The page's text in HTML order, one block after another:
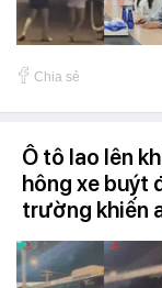
Chia sẻ
Ô tô lao lên
hông xe buýt
trường khiến